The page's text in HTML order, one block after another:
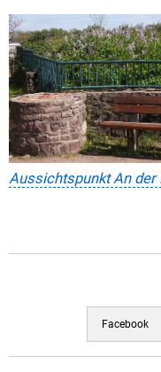
Aussichtspunkt An der
Facebook